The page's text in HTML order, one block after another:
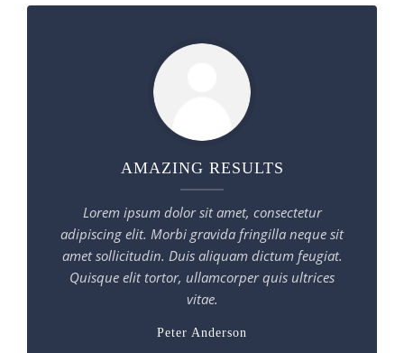
AMAZING RESULTS
Lorem ipsum dolor sit amet, consectetur
adipiscing elit. Morbi gravida fringilla neque sit
amet sollicitudin. Duis aliquam dictum feugiat.
Quisque elit tortor, ullamcorper quis ultrices
vitae.
Peter Anderson